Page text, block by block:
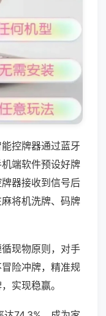
控牌器通过蓝牙
端软件预设好牌
器接收到信号后
将机洗牌、码牌
现物原则，对手
险冲牌，精准规
实现稳赢。